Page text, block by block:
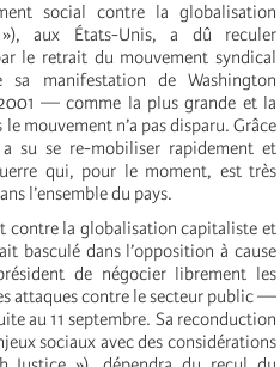
social contre la globalisation
aux États-Unis, a dû reculer
le retrait du mouvement syndical
sa manifestation de Washington
— comme la plus grande et la
mouvement n’a pas disparu. Grâce
su se re-mobiliser rapidement et
qui, pour le moment, est très
l’ensemble du pays.
contre la globalisation capitaliste et
basculé dans l’opposition à cause
de négocier librement les
attaques contre le secteur public —
au 11 septembre. Sa reconduction
sociaux avec des considérations